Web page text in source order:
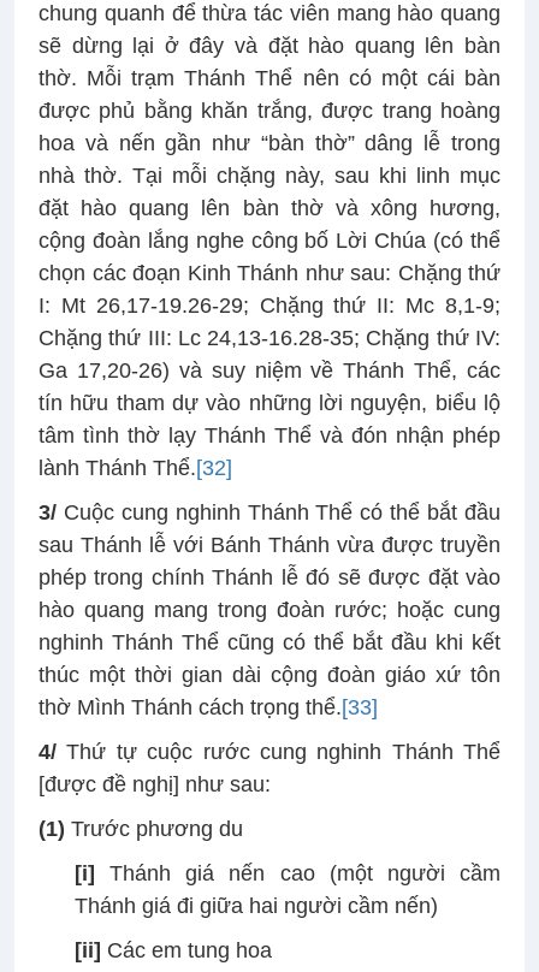
chung quanh để thừa tác viên mang hào quang
sẽ dừng lại ở đây và đặt hào quang lên bàn
thờ. Mỗi trạm Thánh Thể nên có một cái bàn
được phủ bằng khăn trắng, được trang hoàng
hoa và nến gần như “bàn thờ” dâng lễ trong
nhà thờ. Tại mỗi chặng này, sau khi linh mục
đặt hào quang lên bàn thờ và xông hương,
cộng đoàn lắng nghe công bố Lời Chúa (có thể
chọn các đoạn Kinh Thánh như sau: Chặng thứ
I: Mt 26,17-19.26-29; Chặng thứ II: Mc 8,1-9;
Chặng thứ III: Lc 24,13-16.28-35; Chặng thứ IV:
Ga 17,20-26) và suy niệm về Thánh Thể, các
tín hữu tham dự vào những lời nguyện, biểu lộ
tâm tình thờ lạy Thánh Thể và đón nhận phép
lành Thánh Thể.[32]
3/ Cuộc cung nghinh Thánh Thể có thể bắt đầu
sau Thánh lễ với Bánh Thánh vừa được truyền
phép trong chính Thánh lễ đó sẽ được đặt vào
hào quang mang trong đoàn rước; hoặc cung
nghinh Thánh Thể cũng có thể bắt đầu khi kết
thúc một thời gian dài cộng đoàn giáo xứ tôn
thờ Mình Thánh cách trọng thể.[33]
4/ Thứ tự cuộc rước cung nghinh Thánh Thể
[được đề nghị] như sau:
(1) Trước phương du
[i]
Thánh giá nến cao (một người cầm
Thánh giá đi giữa hai người cầm nến)
[ii] Các em tung hoa